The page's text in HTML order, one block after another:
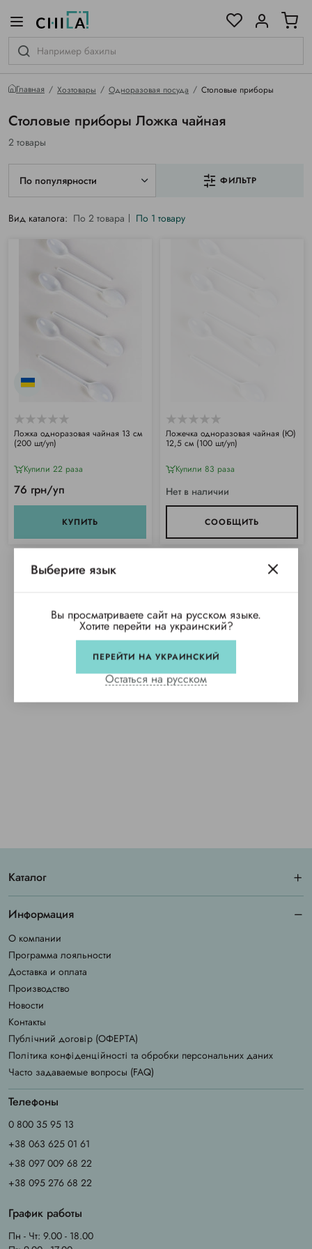
Главная Хозтовары Одноразовая посуда Столовые приборы
Столовые приборы Ложка чайная
2 товары
По популярности ФИЛЬТР
Вид каталога: По 2 товара По 1 товару
Ложка одноразовая чайная 13 см
(200 шт/уп)
Купили 22 раза
76 грн/уп
КУПИТЬ
Ложечка одноразовая чайная (Ю)
12,5 см (100 шт/уп)
Купили 83 раза
Нет в наличии
СООБЩИТЬ
гамме
Выберите язык
Вы просматриваете сайт на русском языке.
Хотите перейти на украинский?
ПЕРЕЙТИ НА УКРАИНСКИЙ
Остаться на русском
Каталог
Информация
О компании
Программа лояльности
Доставка и оплата
Производство
Новости
Контакты
Публічний договір (ОФЕРТА)
Політика конфіденційності та обробки персональних даних
Часто задаваемые вопросы (FAQ)
Телефоны
0 800 35 95 13
+38 063 625 01 61
+38 097 009 68 22
+38 095 276 68 22
График работы
Пн - Чт: 9.00 - 18.00